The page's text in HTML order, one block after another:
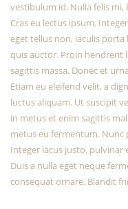
vestibulum id. Nulla felis mi,
Cras eu lectus ipsum.
eget tellus non, iaculis
quis auctor. Proin hendrerit
sagittis massa. Donec et
Etiam eu eleifend velit, a
luctus aliquam. Ut suscipit
in metus et enim sagittis
metus eu fermentum.
Integer lacus justo, pulvinar
Duis a nulla eget neque
consequat ornare. Blandit